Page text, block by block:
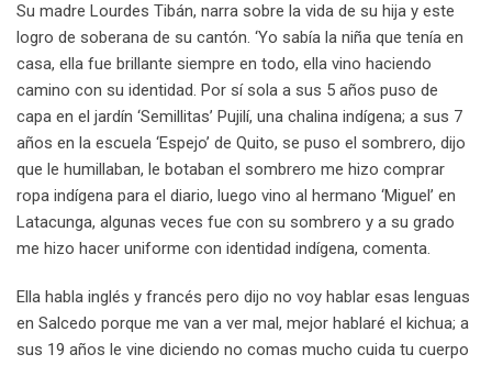
Su madre Lourdes Tibán, narra sobre la vida de su hija y este
logro de soberana de su cantón. ‘Yo sabía la niña que tenía en
casa, ella fue brillante siempre en todo, ella vino haciendo
camino con su identidad. Por sí sola a sus 5 años puso de
capa en el jardín ‘Semillitas’ Pujilí, una chalina indígena; a sus 7
años en la escuela ‘Espejo’ de Quito, se puso el sombrero, dijo
que le humillaban, le botaban el sombrero me hizo comprar
ropa indígena para el diario, luego vino al hermano ‘Miguel’ en
Latacunga, algunas veces fue con su sombrero y a su grado
me hizo hacer uniforme con identidad indígena, comenta.
Ella habla inglés y francés pero dijo no voy hablar esas lenguas
en Salcedo porque me van a ver mal, mejor hablaré el kichua; a
sus 19 años le vine diciendo no comas mucho cuida tu cuerpo